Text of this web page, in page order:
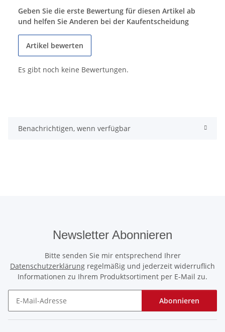
Geben Sie die erste Bewertung für diesen Artikel ab
und helfen Sie Anderen bei der Kaufentscheidung
Artikel bewerten
Es gibt noch keine Bewertungen.
Benachrichtigen, wenn verfügbar
Newsletter Abonnieren
Bitte senden Sie mir entsprechend Ihrer
Datenschutzerklärung regelmäßig und jederzeit widerruflich
Informationen zu Ihrem Produktsortiment per E-Mail zu.
Abonnieren